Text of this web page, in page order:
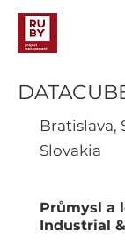
Bratislava,
Slovakia
Průmysl a
Industrial